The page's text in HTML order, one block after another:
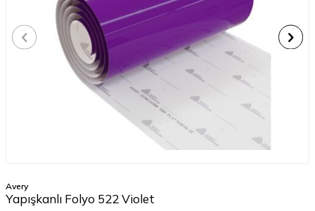
Avery
Yapışkanlı Folyo 522 Violet